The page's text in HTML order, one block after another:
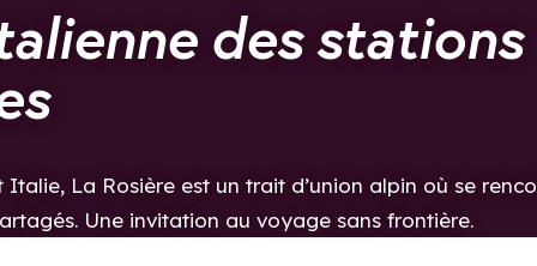
des stations
Italie, La Rosière est un trait d’union alpin où se
Une invitation au voyage sans frontière.